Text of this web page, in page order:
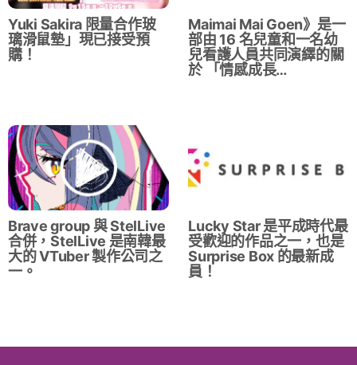
Yuki Sakira 限量合作玻
璃滑鼠墊」現已接受預
購！
Maimai Mai Goen》是一
部由 16 名兒童和一名幼
兒看護人員共同演繹的關
於 「情感成長…
Brave group 與 StelLive
合併，StelLive 是南韓最
大的 VTuber 製作公司之
一。
Lucky Star 是平成時代最
受歡迎的作品之一，也是
Surprise Box 的最新成
員！